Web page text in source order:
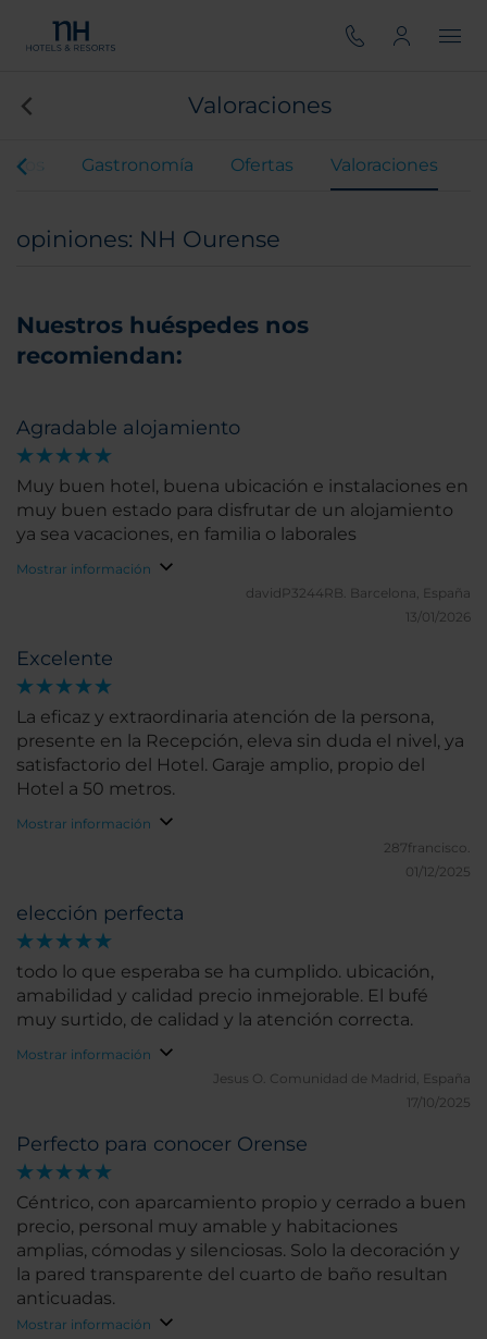
Valoraciones
Gastronomía Ofertas Valoraciones
opiniones: NH Ourense
Nuestros huéspedes nos
recomiendan:
Agradable alojamiento
Muy buen hotel, buena ubicación e instalaciones en
muy buen estado para disfrutar de un alojamiento
ya sea vacaciones, en familia o laborales
Mostrar información
davidP3244RB. Barcelona, España
13/01/2026
Excelente
La eficaz y extraordinaria atención de la persona,
presente en la Recepción, eleva sin duda el nivel, ya
satisfactorio del Hotel. Garaje amplio, propio del
Hotel a 50 metros.
Mostrar información
287francisco.
01/12/2025
elección perfecta
todo lo que esperaba se ha cumplido. ubicación,
amabilidad y calidad precio inmejorable. El bufé
muy surtido, de calidad y la atención correcta.
Mostrar información
Jesus O. Comunidad de Madrid, España
17/10/2025
Perfecto para conocer Orense
Céntrico, con aparcamiento propio y cerrado a buen
precio, personal muy amable y habitaciones
amplias, cómodas y silenciosas. Solo la decoración y
la pared transparente del cuarto de baño resultan
anticuadas.
Mostrar información